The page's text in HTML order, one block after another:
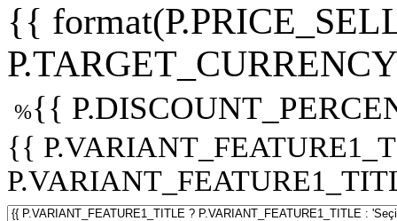
{{
%{{
{{